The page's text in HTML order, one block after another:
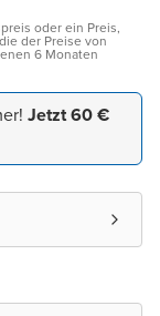
oder ein Preis,
der Preise von
6 Monaten
Jetzt 60 €